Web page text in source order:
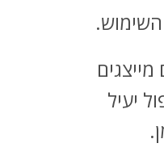
מייצגים
יעיל